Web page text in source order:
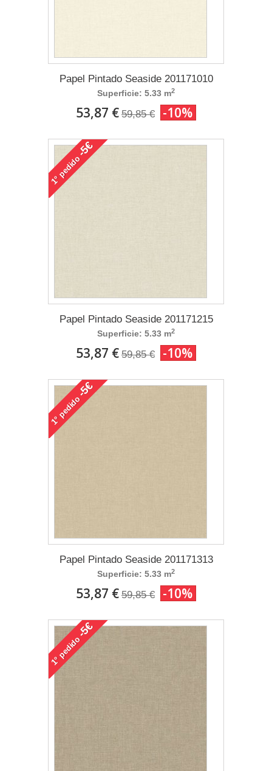
Papel Pintado Seaside 201171010
Superficie: 5.33 m2
53,87 € 59,85 € -10%
1°
pedido
-5€
Papel Pintado Seaside 201171215
Superficie: 5.33 m2
53,87 € 59,85 € -10%
1°
pedido
-5€
Papel Pintado Seaside 201171313
Superficie: 5.33 m2
53,87 € 59,85 € -10%
1°
pedido
-5€